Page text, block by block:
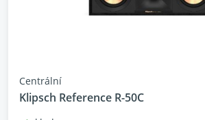
Centrální
Klipsch Reference R-50C